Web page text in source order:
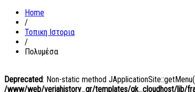
Home
/
Τοπικη Ιστορια
/
Πολυμέσα
Deprecated: Non-static method
/www/web/veriahistory_gr/templates/gk_cloudhost/lib/